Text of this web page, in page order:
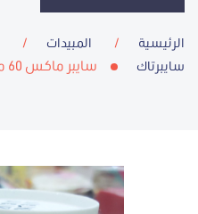
الرئيسية المبيدات
سايبرتاك
سايبر ماكس 60 مل